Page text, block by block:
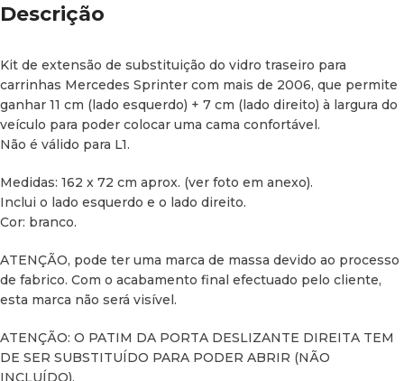
Descrição
Kit de extensão de substituição do vidro traseiro para
carrinhas Mercedes Sprinter com mais de 2006, que permite
ganhar 11 cm (lado esquerdo) + 7 cm (lado direito) à largura do
veículo para poder colocar uma cama confortável.
Não é válido para L1.
Medidas: 162 x 72 cm aprox. (ver foto em anexo).
Inclui o lado esquerdo e o lado direito.
Cor: branco.
ATENÇÃO, pode ter uma marca de massa devido ao processo
de fabrico. Com o acabamento final efectuado pelo cliente,
esta marca não será visível.
ATENÇÃO: O PATIM DA PORTA DESLIZANTE DIREITA TEM
DE SER SUBSTITUÍDO PARA PODER ABRIR (NÃO
INCLUÍDO).